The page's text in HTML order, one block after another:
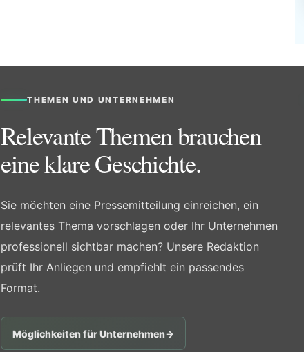
THEMEN UND UNTERNEHMEN
Relevante Themen brauchen
eine klare Geschichte.
Sie möchten eine Pressemitteilung einreichen, ein
relevantes Thema vorschlagen oder Ihr Unternehmen
professionell sichtbar machen? Unsere Redaktion
prüft Ihr Anliegen und empfiehlt ein passendes
Format.
Möglichkeiten für Unternehmen→